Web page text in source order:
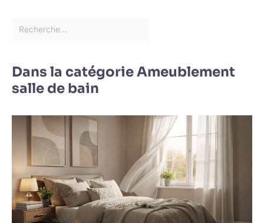
Dans la catégorie Ameublement
salle de bain